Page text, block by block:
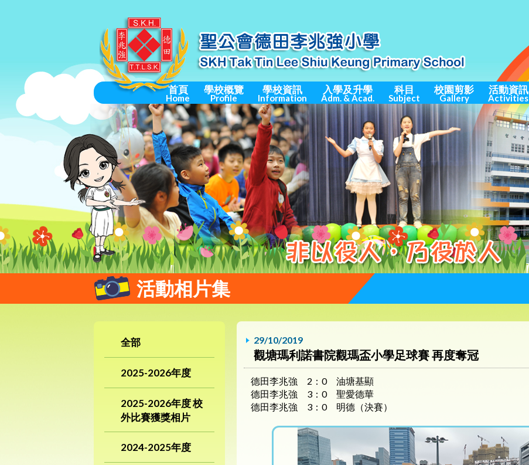
首頁
Home
學校概覽
Profile
學校資訊
Information
入學及升學
Adm. & Acad.
科目
Subject
校園剪影
Gallery
活動資訊
Activities
活動相片集
全部
2025-2026年度
2025-2026年度 校
外比賽獲獎相片
2024-2025年度
29/10/2019
觀塘瑪利諾書院觀瑪盃小學足球賽 再度奪冠
德田李兆強 2：0 油塘基顯
德田李兆強 3：0 聖愛德華
德田李兆強 3：0 明德（決賽）